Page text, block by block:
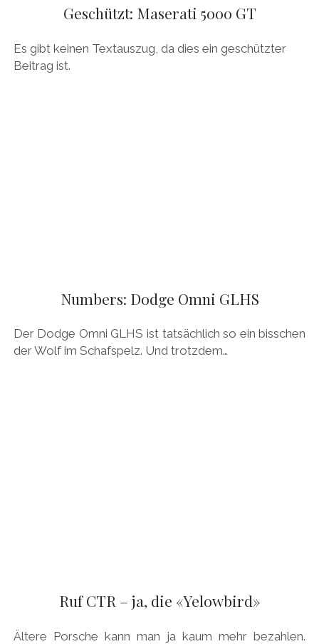
Geschützt: Maserati 5000 GT
Es gibt keinen Textauszug, da dies ein geschützter
Beitrag ist.
Numbers: Dodge Omni GLHS
Der Dodge Omni GLHS ist tatsächlich so ein bisschen
der Wolf im Schafspelz. Und trotzdem…
Ruf CTR – ja, die «Yelowbird»
Ältere Porsche kann man ja kaum mehr bezahlen.